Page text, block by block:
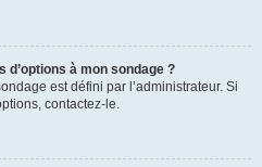
d’options à mon sondage ?
est défini par l’administrateur. Si
contactez-le.